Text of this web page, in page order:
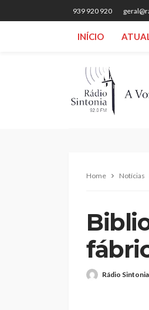
939 920 920
INÍCIO
Home Notícias
Rádio Sintonia